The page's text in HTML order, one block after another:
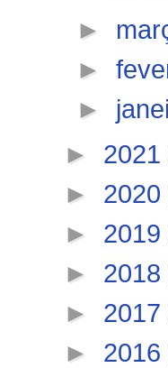
►
►
►
► 2021
► 2020
► 2019
► 2018
► 2017
► 2016